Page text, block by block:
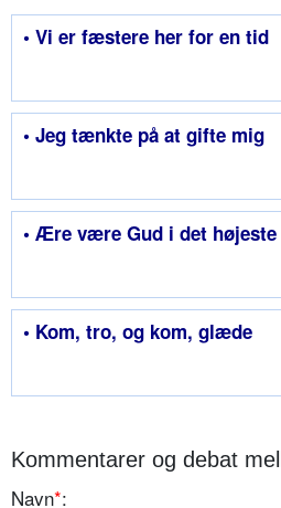
• Vi er fæstere her for en tid
• Jeg tænkte på at gifte mig
• Ære være Gud i det højeste
• Kom, tro, og kom, glæde
Kommentarer og debat
Navn*: